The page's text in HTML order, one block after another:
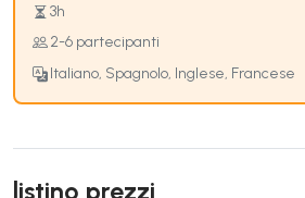
3h
2-6 partecipanti
Italiano, Spagnolo, Inglese, Francese
listino prezzi